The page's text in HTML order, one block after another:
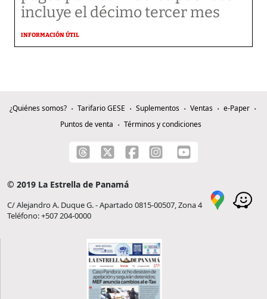
incluye el décimo tercer mes
INFORMACIÓN ÚTIL
¿Quiénes somos? Tarifario GESE Suplementos Ventas
e-Paper
Puntos de venta
Términos y condiciones
© 2019 La Estrella de Panamá
C/ Alejandro A. Duque G. - Apartado 0815-00507, Zona 4
Teléfono: +507 204-0000